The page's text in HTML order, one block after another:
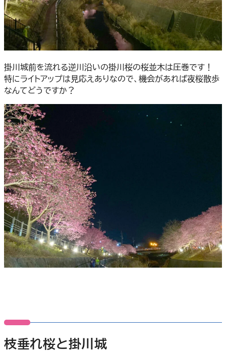
掛川城前を流れる逆川沿いの掛川桜の桜並木は圧巻です！
特にライトアップは見応えありなので、機会があれば夜桜散歩
なんてどうですか？
枝垂れ桜と掛川城